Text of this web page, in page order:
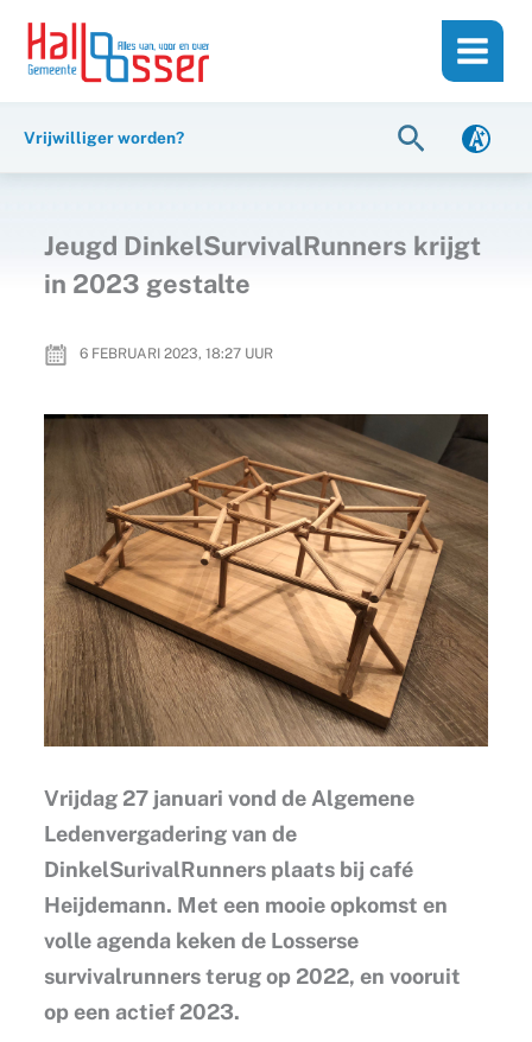
inhoud
naar
Vrijwilliger worden? Zoeken
Jeugd DinkelSurvivalRunners krijgt
in 2023 gestalte
6 FEBRUARI 2023, 18:27UUR
Vrijdag 27 januari vond de Algemene
Ledenvergadering van de
DinkelSurivalRunners plaats bij café
Heijdemann. Met een mooie opkomst en
volle agenda keken de Losserse
survivalrunners terug op 2022, en vooruit
op een actief 2023.